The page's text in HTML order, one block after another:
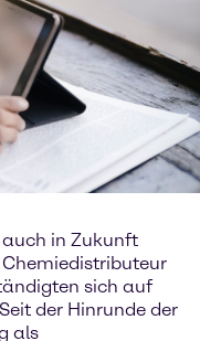
auch in Zukunft
Chemiedistributeur
sich auf
der Hinrunde der
als